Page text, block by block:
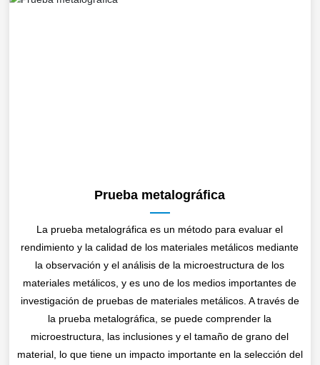
Prueba metalográfica
La prueba metalográfica es un método para evaluar el
rendimiento y la calidad de los materiales metálicos mediante
la observación y el análisis de la microestructura de los
materiales metálicos, y es uno de los medios importantes de
investigación de pruebas de materiales metálicos. A través de
la prueba metalográfica, se puede comprender la
microestructura, las inclusiones y el tamaño de grano del
material, lo que tiene un impacto importante en la selección del